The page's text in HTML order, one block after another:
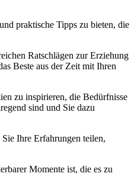
praktische Tipps zu bieten, die
Ratschlägen zur Erziehung
Beste aus der Zeit mit Ihren
zu inspirieren, die Bedürfnisse
sind und Sie dazu
Ihre Erfahrungen teilen,
Momente ist, die es zu